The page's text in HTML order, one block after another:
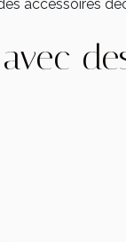
accessoires